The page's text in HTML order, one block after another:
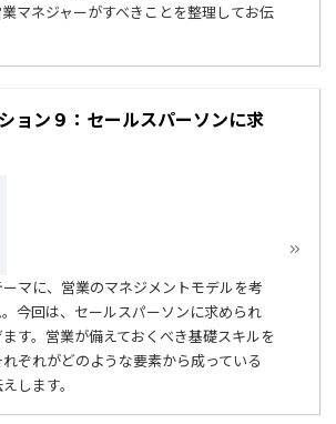
マネジャーがすべきことを整理してお伝
ョン９：セールスパーソンに求
ーマに、営業のマネジメントモデルを考
今回は、セールスパーソンに求められ
す。営業が備えておくべき基礎スキルを
ぞれがどのような要素から成っている
します。